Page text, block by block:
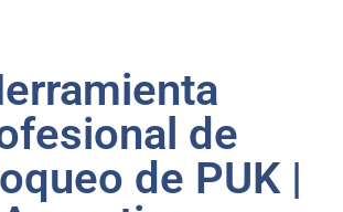
de
de PUK |